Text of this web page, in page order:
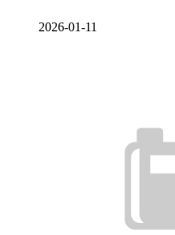
2026-01-11